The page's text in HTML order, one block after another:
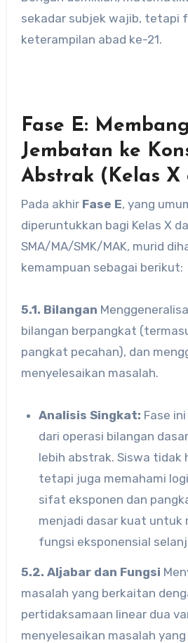
sekadar subjek wajib, tetapi
keterampilan abad ke-21.
Fase E:
Jembatan ke
Abstrak (Kelas X
Pada akhir Fase E, yang
diperuntukkan bagi Kelas X
SMA/MA/SMK/MAK, murid
kemampuan sebagai berikut:
5.1. Bilangan
bilangan berpangkat
pangkat pecahan), dan
menyelesaikan masalah.
Analisis Singkat: Fase
dari operasi bilangan
lebih abstrak. Siswa tidak
tetapi juga memahami
sifat eksponen dan
menjadi dasar kuat untuk
fungsi eksponensial
5.2. Aljabar dan Fungsi
masalah yang berkaitan
pertidaksamaan linear dua
menyelesaikan masalah